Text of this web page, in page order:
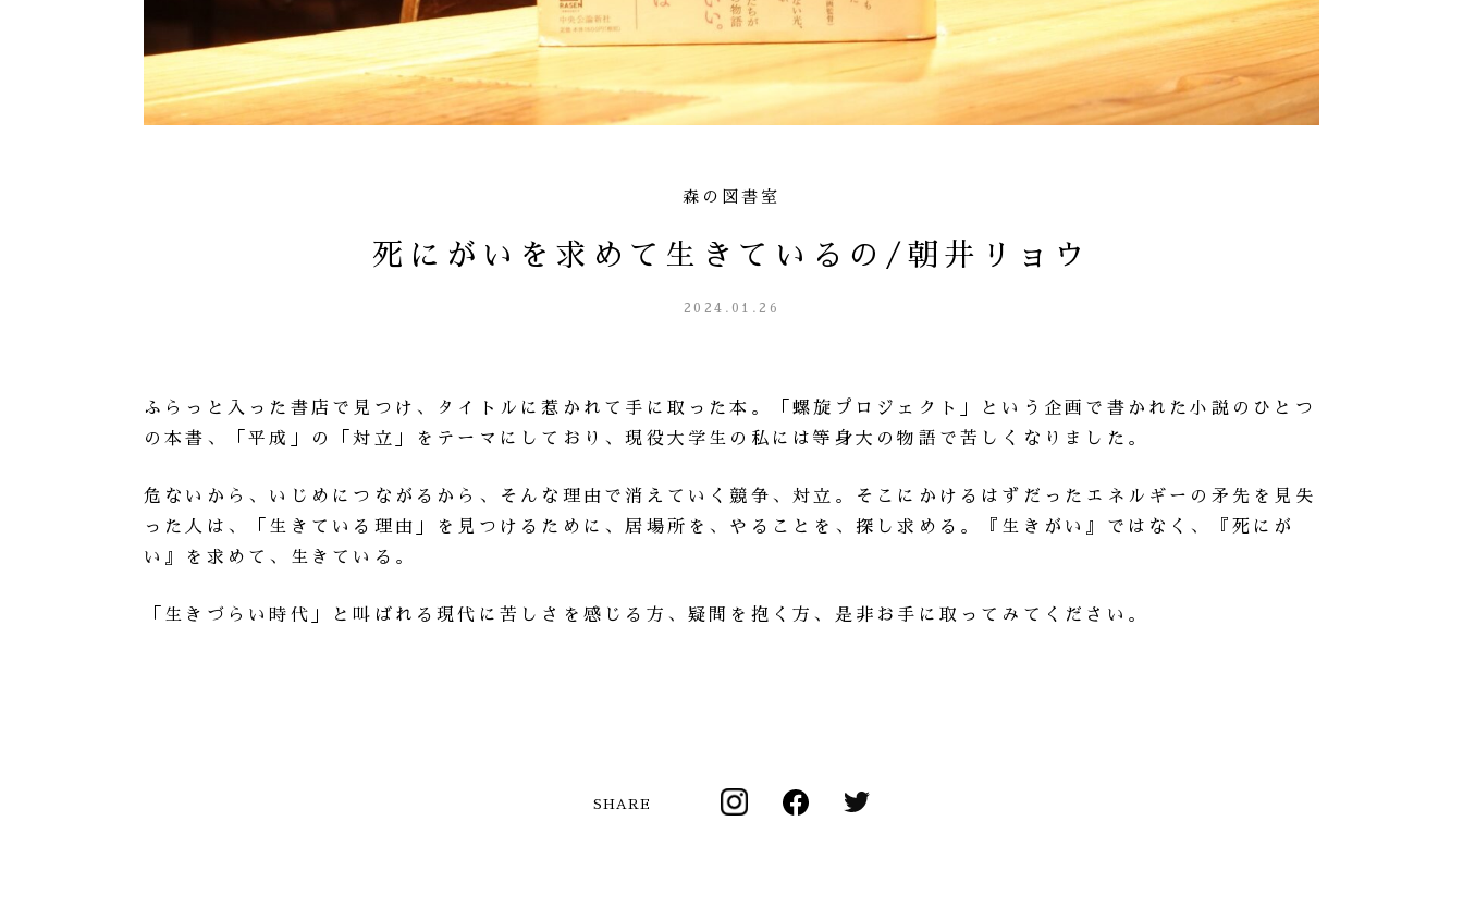
森の図書室
死にがいを求めて生きているの/朝井リョウ
2024.01.26
ふらっと入った書店で見つけ、タイトルに惹かれて手に取った本。「螺旋プロジェクト」という企画で書かれた小説のひとつ
の本書、「平成」の「対立」をテーマにしており、現役大学生の私には等身大の物語で苦しくなりました。
危ないから、いじめにつながるから、そんな理由で消えていく競争、対立。そこにかけるはずだったエネルギーの矛先を見失
った人は、「生きている理由」を見つけるために、居場所を、やることを、探し求める。『生きがい』ではなく、『死にが
い』を求めて、生きている。
「生きづらい時代」と叫ばれる現代に苦しさを感じる方、疑問を抱く方、是非お手に取ってみてください。
SHARE